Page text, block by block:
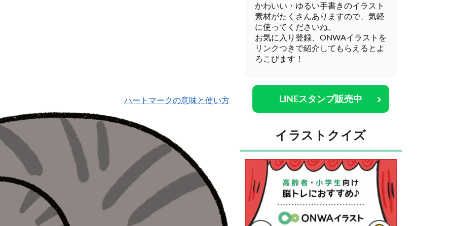
ハートマークの意味と使い方
かわいい・ゆるい手書きのイラスト
素材がたくさんありますので、気軽
に使ってくださいね。
お気に入り登録、ONWAイラストを
リンクつきで紹介してもらえるとよ
ろこびます！
LINEスタンプ販売中
イラストクイズ